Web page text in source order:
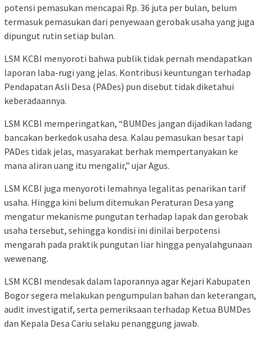
potensi pemasukan mencapai Rp. 36 juta per bulan, belum
termasuk pemasukan dari penyewaan gerobak usaha yang juga
dipungut rutin setiap bulan.
LSM KCBI menyoroti bahwa publik tidak pernah mendapatkan
laporan laba-rugi yang jelas. Kontribusi keuntungan terhadap
Pendapatan Asli Desa (PADes) pun disebut tidak diketahui
keberadaannya.
LSM KCBI memperingatkan, “BUMDes jangan dijadikan ladang
bancakan berkedok usaha desa. Kalau pemasukan besar tapi
PADes tidak jelas, masyarakat berhak mempertanyakan ke
mana aliran uang itu mengalir,” ujar Agus.
LSM KCBI juga menyoroti lemahnya legalitas penarikan tarif
usaha. Hingga kini belum ditemukan Peraturan Desa yang
mengatur mekanisme pungutan terhadap lapak dan gerobak
usaha tersebut, sehingga kondisi ini dinilai berpotensi
mengarah pada praktik pungutan liar hingga penyalahgunaan
wewenang.
LSM KCBI mendesak dalam laporannya agar Kejari Kabupaten
Bogor segera melakukan pengumpulan bahan dan keterangan,
audit investigatif, serta pemeriksaan terhadap Ketua BUMDes
dan Kepala Desa Cariu selaku penanggung jawab.